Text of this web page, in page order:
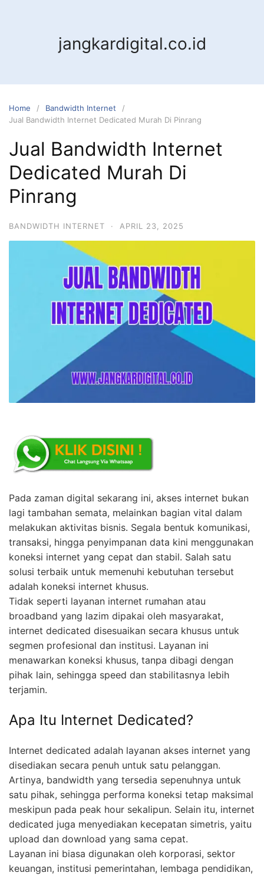
jangkardigital.co.id
Home
Bandwidth Internet
Jual Bandwidth Internet Dedicated Murah Di Pinrang
Jual Bandwidth Internet
Dedicated Murah Di
Pinrang
BANDWIDTH INTERNET · APRIL 23, 2025
Pada zaman digital sekarang ini, akses internet bukan
lagi tambahan semata, melainkan bagian vital dalam
melakukan aktivitas bisnis. Segala bentuk komunikasi,
transaksi, hingga penyimpanan data kini menggunakan
koneksi internet yang cepat dan stabil. Salah satu
solusi terbaik untuk memenuhi kebutuhan tersebut
adalah koneksi internet khusus.
Tidak seperti layanan internet rumahan atau
broadband yang lazim dipakai oleh masyarakat,
internet dedicated disesuaikan secara khusus untuk
segmen profesional dan institusi. Layanan ini
menawarkan koneksi khusus, tanpa dibagi dengan
pihak lain, sehingga speed dan stabilitasnya lebih
terjamin.
Apa Itu Internet Dedicated?
Internet dedicated adalah layanan akses internet yang
disediakan secara penuh untuk satu pelanggan.
Artinya, bandwidth yang tersedia sepenuhnya untuk
satu pihak, sehingga performa koneksi tetap maksimal
meskipun pada peak hour sekalipun. Selain itu, internet
dedicated juga menyediakan kecepatan simetris, yaitu
upload dan download yang sama cepat.
Layanan ini biasa digunakan oleh korporasi, sektor
keuangan, institusi pemerintahan, lembaga pendidikan,